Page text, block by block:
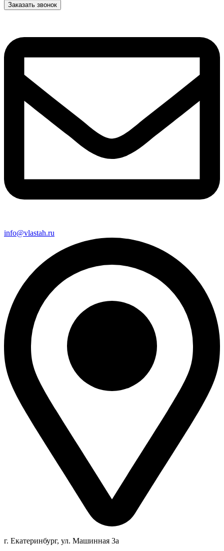
Заказать звонок
info@vlastah.ru
г. Екатеринбург, ул. Машинная 3а